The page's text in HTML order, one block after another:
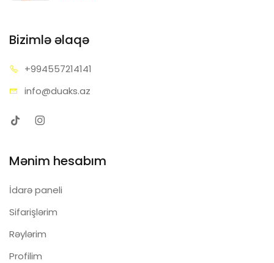
Bizimlə əlaqə
+994557214141
info@duaks.az
Mənim hesabım
İdarə paneli
Sifarişlərim
Rəylərim
Profilim